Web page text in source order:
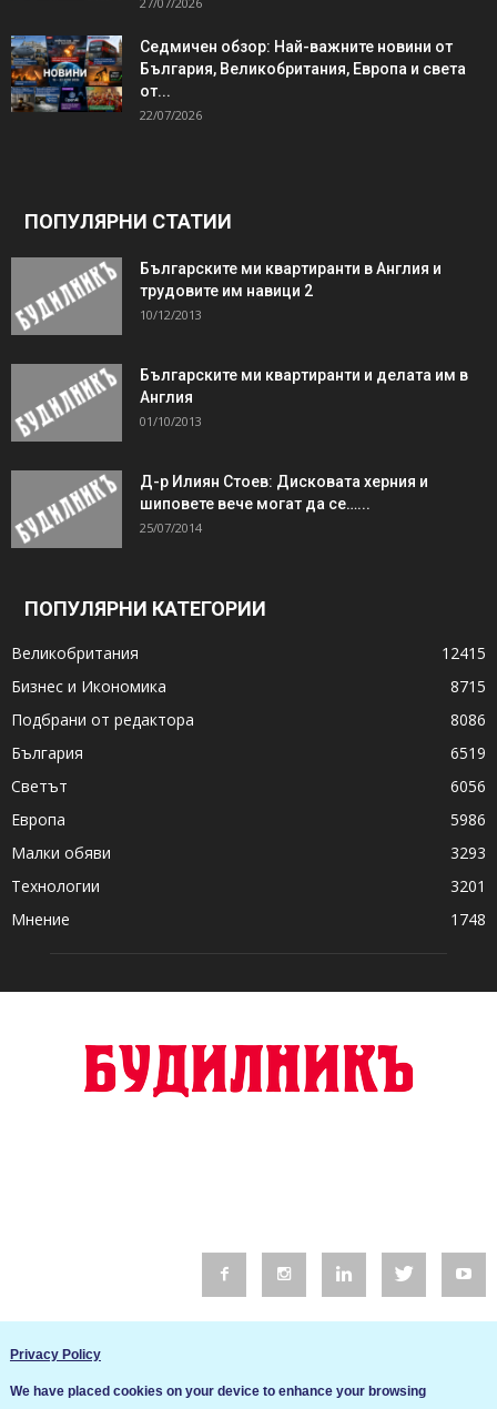
Седмичен обзор: Най-важните новини от
България, Великобритания, Европа и света
от...
22/07/2026
ПОПУЛЯРНИ СТАТИИ
Българските ми квартиранти в Англия и
трудовите им навици 2
10/12/2013
Българските ми квартиранти и делата им в
Англия
01/10/2013
Д-р Илиян Стоев: Дисковата херния и
шиповете вече могат да се…...
25/07/2014
ПОПУЛЯРНИ КАТЕГОРИИ
Великобритания
12415
Бизнес и Икономика
8715
Подбрани от редактора
8086
България
6519
Светът
6056
Европа
5986
Малки обяви
3293
Технологии
3201
Мнение
1748
Privacy Policy
We have placed cookies on your device to enhance your browsing